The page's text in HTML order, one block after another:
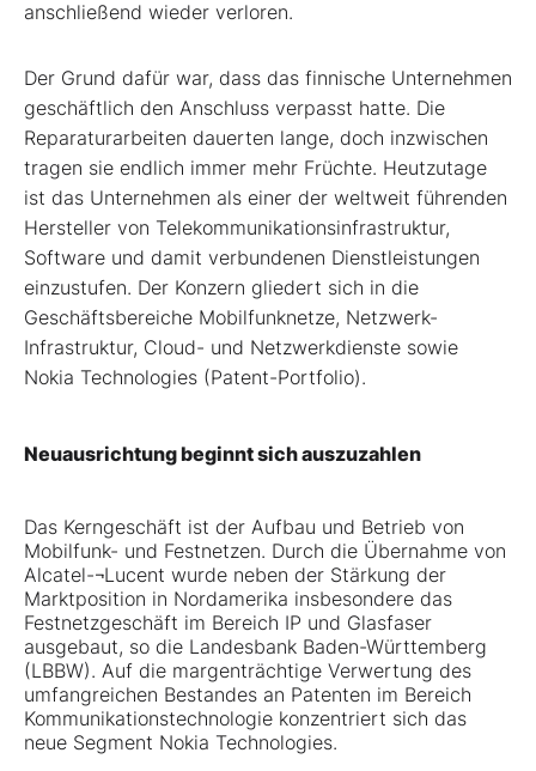
anschließend wieder verloren.
Der Grund dafür war, dass das finnische Unternehmen
geschäftlich den Anschluss verpasst hatte. Die
Reparaturarbeiten dauerten lange, doch inzwischen
tragen sie endlich immer mehr Früchte. Heutzutage
ist das Unternehmen als einer der weltweit führenden
Hersteller von Telekommunikationsinfrastruktur,
Software und damit verbundenen Dienstleistungen
einzustufen. Der Konzern gliedert sich in die
Geschäftsbereiche Mobilfunknetze, Netzwerk-
Infrastruktur, Cloud- und Netzwerkdienste sowie
Nokia Technologies (Patent-Portfolio).
Neuausrichtung beginnt sich auszuzahlen
Das Kerngeschäft ist der Aufbau und Betrieb von
Mobilfunk- und Festnetzen. Durch die Übernahme von
Alcatel-¬Lucent wurde neben der Stärkung der
Marktposition in Nordamerika insbesondere das
Festnetzgeschäft im Bereich IP und Glasfaser
ausgebaut, so die Landesbank Baden-Württemberg
(LBBW). Auf die margenträchtige Verwertung des
umfangreichen Bestandes an Patenten im Bereich
Kommunikationstechnologie konzentriert sich das
neue Segment Nokia Technologies.